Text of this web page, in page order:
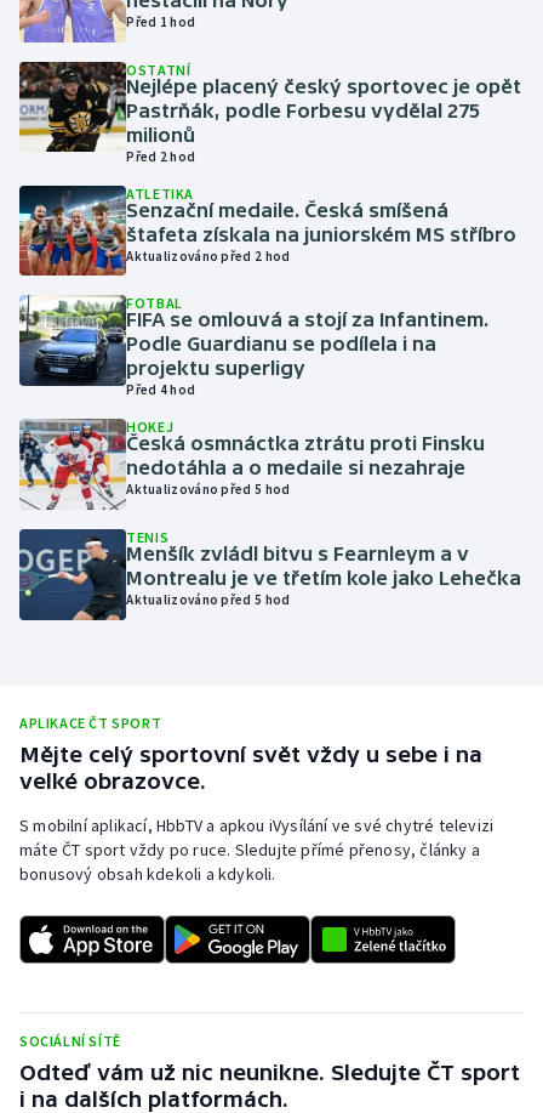
Gymnastika
Házená
Jezdectví
Judo
Krasobruslení
Lezení
Lyže a snowboard
Moderní pětiboj
Motorsport
Olympijské hry
Parasport
Plážový volejbal
Ragby
Rychlobruslení
Rychlostní kanoistika
Short track
Sportovní střelba
Stolní tenis
Před 1 hod
OSTATNÍ
Nejlépe placený český sportovec je opět
Pastrňák, podle Forbesu vydělal 275
milionů
Před 2 hod
ATLETIKA
Senzační medaile. Česká smíšená
štafeta získala na juniorském MS stříbro
Aktualizováno před 2 hod
FOTBAL
FIFA se omlouvá a stojí za Infantinem.
Podle Guardianu se podílela i na
projektu superligy
Před 4 hod
HOKEJ
Česká osmnáctka ztrátu proti Finsku
nedotáhla a o medaile si nezahraje
Aktualizováno před 5 hod
TENIS
Menšík zvládl bitvu s Fearnleym a v
Montrealu je ve třetím kole jako Lehečka
Aktualizováno před 5 hod
APLIKACE ČT SPORT
Mějte celý sportovní svět vždy u sebe i na
velké obrazovce.
S mobilní aplikací, HbbTV a apkou iVysílání ve své chytré televizi
máte ČT sport vždy po ruce. Sledujte přímé přenosy, články a
bonusový obsah kdekoli a kdykoli.
SOCIÁLNÍ SÍTĚ
Odteď vám už nic neunikne. Sledujte ČT sport
i na dalších platformách.